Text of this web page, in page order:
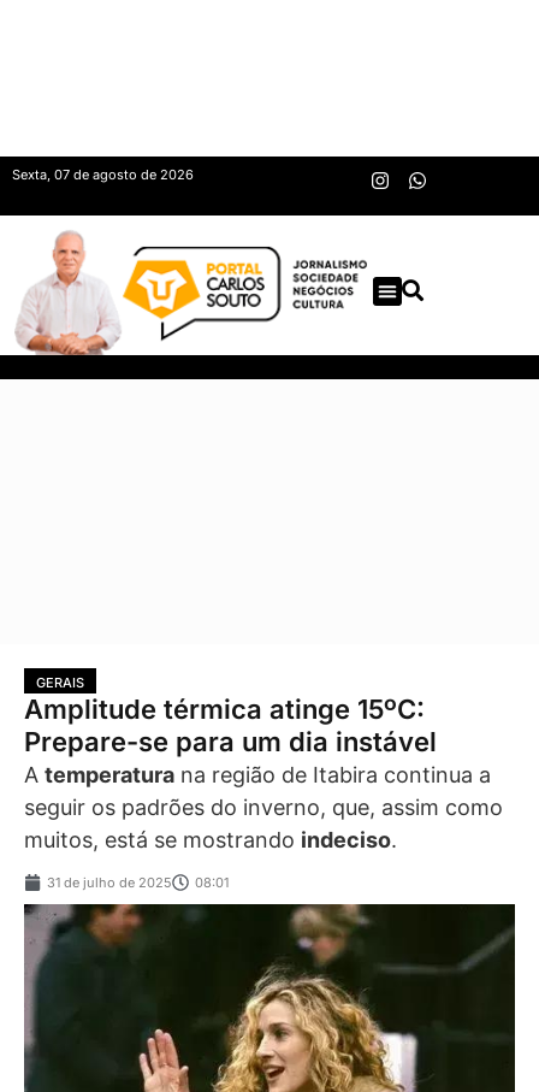
Sexta, 07 de agosto de 2026
GERAIS
Amplitude térmica atinge 15ºC:
Prepare-se para um dia instável
A temperatura na região de Itabira continua a
seguir os padrões do inverno, que, assim como
muitos, está se mostrando indeciso.
31 de julho de 2025 08:01